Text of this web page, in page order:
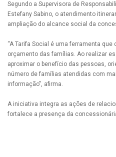
Segundo a Supervisora de
Estefany Sabino, o atendimento
ampliação do alcance social da
“A Tarifa Social é uma ferramenta
orçamento das famílias. Ao realizar
aproximar o benefício das pessoas,
número de famílias atendidas com
informação”, afirma.
A iniciativa integra as ações de
fortalece a presença da